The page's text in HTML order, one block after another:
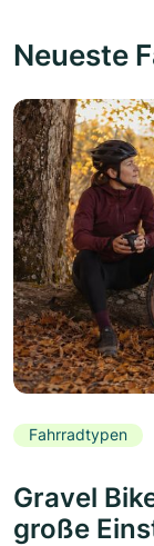
Neueste
Fahrradtypen
Gravel
große